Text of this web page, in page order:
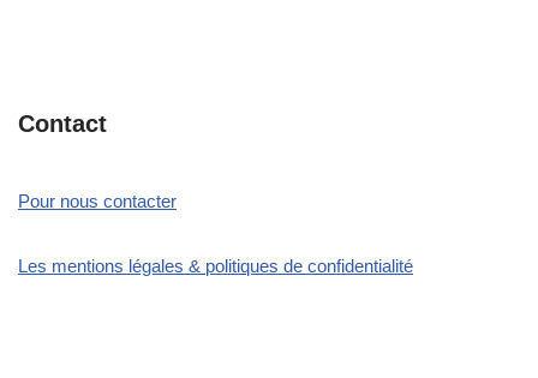
Contact
Pour nous contacter
Les mentions légales & politiques de confidentialité